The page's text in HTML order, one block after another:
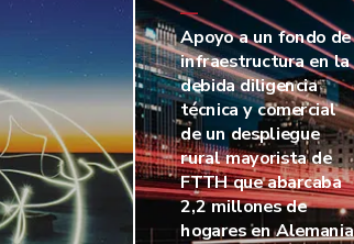
—
Apoyo a un fondo de
infraestructura en la
debida diligencia
técnica y comercial
de un despliegue
rural mayorista de
FTTH que abarcaba
2,2 millones de
hogares en Alemania